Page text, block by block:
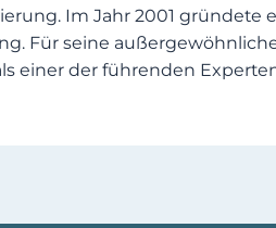
Im Jahr 2001 gründete
Für seine
einer der führenden